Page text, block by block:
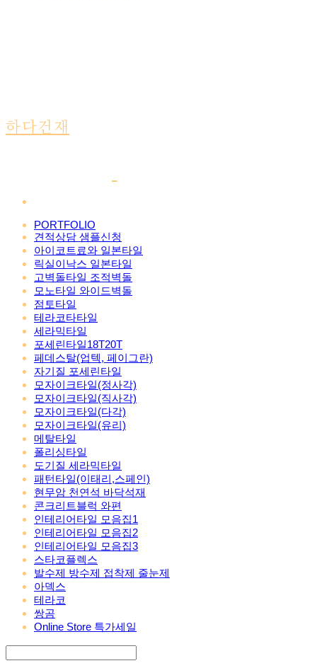
하다건재
PORTFOLIO
견적상담 샘플신청
아이코트료와 일본타일
릭실이낙스 일본타일
고벽돌타일 조적벽돌
모노타일 와이드벽돌
점토타일
테라코타타일
세라믹타일
포세린타일18T20T
페데스탈(업텍, 페이그란)
자기질 포세린타일
모자이크타일(정사각)
모자이크타일(직사각)
모자이크타일(다각)
모자이크타일(유리)
메탈타일
폴리싱타일
도기질 세라믹타일
패턴타일(이태리,스페인)
현무암 천연석 바닥석재
콘크리트블럭 와편
인테리어타일 모음집1
인테리어타일 모음집2
인테리어타일 모음집3
스타코플렉스
발수제 방수제 접착제 줄눈제
아덱스
테라코
쌍곰
Online Store 특가세일